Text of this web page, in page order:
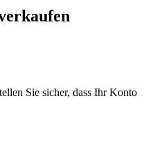
Sie sicher, dass Ihr Konto